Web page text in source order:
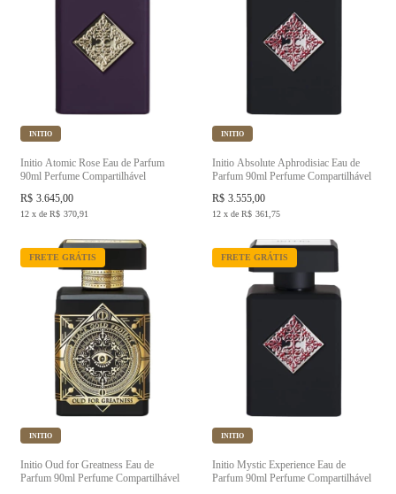
INITIO
Initio Atomic Rose Eau de Parfum
90ml Perfume Compartilhável
R$ 3.645,00
12 x de R$ 370,91
INITIO
Initio Absolute Aphrodisiac Eau de
Parfum 90ml Perfume Compartilhável
R$ 3.555,00
12 x de R$ 361,75
FRETE GRÁTIS
INITIO
Initio Oud for Greatness Eau de
Parfum 90ml Perfume Compartilhável
FRETE GRÁTIS
INITIO
Initio Mystic Experience Eau de
Parfum 90ml Perfume Compartilhável